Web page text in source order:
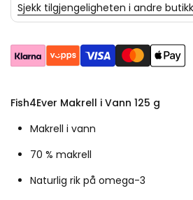
Sjekk tilgjengeligheten i andre
Fish4Ever Makrell i Vann 125 g
Makrell i vann
70 % makrell
Naturlig rik på omega-3